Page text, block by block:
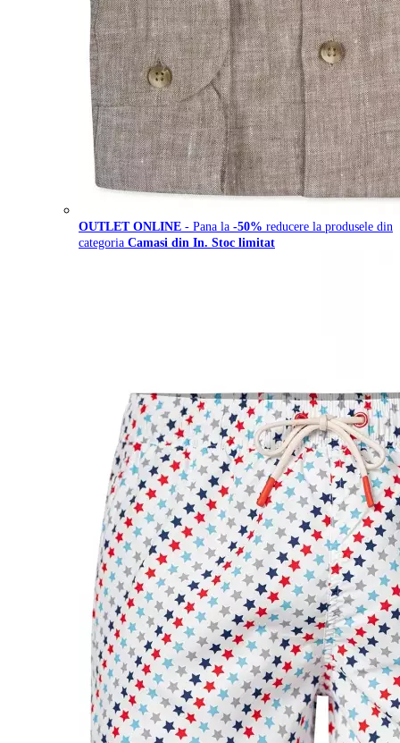
OUTLET ONLINE - Pana la -50% reducere la produsele din
categoria Camasi din In. Stoc limitat